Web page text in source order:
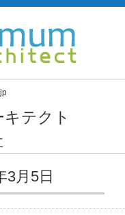
テクト
3月5日